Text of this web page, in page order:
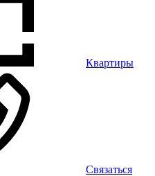
Квартиры
Связаться